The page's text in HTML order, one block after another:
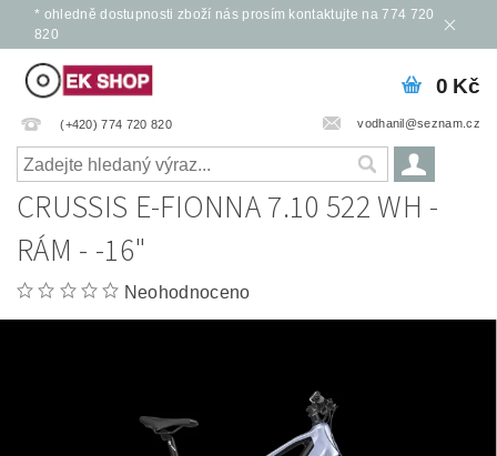
* ohledně dostupnosti zboží nás prosím kontaktujte na 774 720
820
(+420) 774 720 820 vodhanil@seznam.cz
0 Kč
CRUSSIS E-FIONNA 7.10 522 WH -
RÁM - -16"
Neohodnoceno